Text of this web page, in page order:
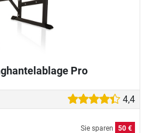
Pro
4,4
Sie sparen 50 €